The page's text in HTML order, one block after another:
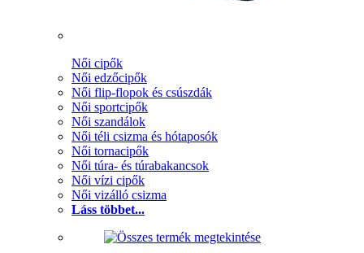
Női cipők
Női edzőcipők
Női flip-flopok és csúszdák
Női sportcipők
Női szandálok
Női téli csizma és hótaposók
Női tornacipők
Női túra- és túrabakancsok
Női vízi cipők
Női vizálló csizma
Láss többet...